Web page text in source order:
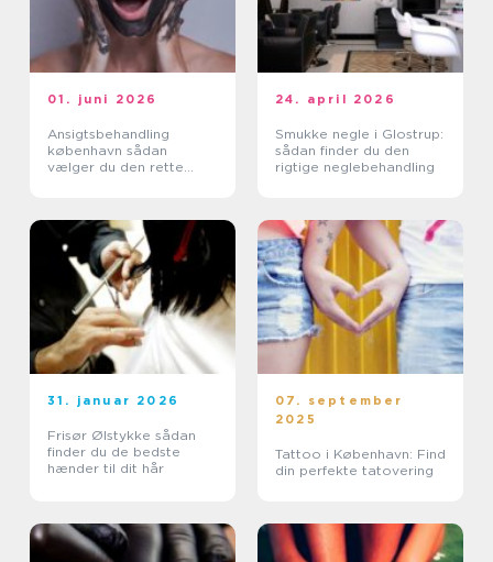
01. juni 2026
Ansigtsbehandling
københavn sådan
vælger du den rette
24. april 2026
Smukke negle i Glostrup:
sådan finder du den
rigtige neglebehandling
31. januar 2026
Frisør Ølstykke sådan
finder du de bedste
hænder til dit hår
07. september
2025
Tattoo i København: Find
din perfekte tatovering